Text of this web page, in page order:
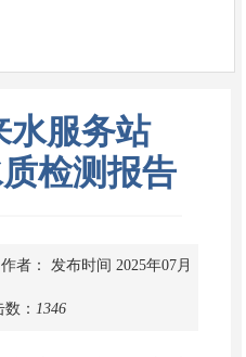
水服务站
检测报告
作者： 发布时间 2025年07月
数： 1346